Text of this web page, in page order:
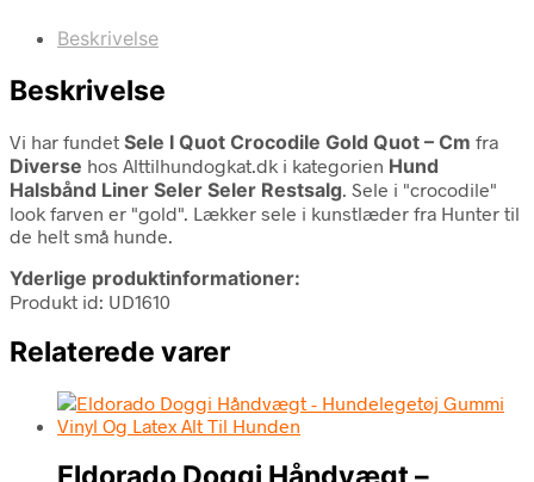
Beskrivelse
Beskrivelse
Vi har fundet Sele I Quot Crocodile Gold Quot – Cm fra
Diverse hos Alttilhundogkat.dk i kategorien Hund
Halsbånd Liner Seler Seler Restsalg. Sele i "crocodile"
look farven er "gold". Lækker sele i kunstlæder fra Hunter til
de helt små hunde.
Yderlige produktinformationer:
Produkt id: UD1610
Relaterede varer